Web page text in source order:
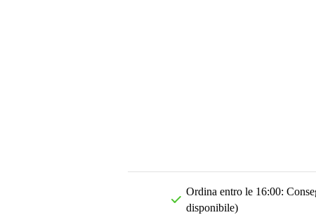
Ordina entro le 16:00:
disponibile)